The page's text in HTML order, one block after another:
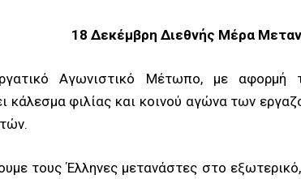
18 Δεκέμβρη Διεθνής Μέρα
Αγωνιστικό Μέτωπο, με αφορμή
κάλεσμα φιλίας και κοινού αγώνα των
τους Έλληνες μετανάστες στο